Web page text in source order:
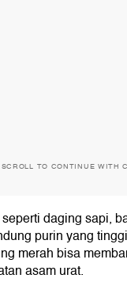
SCROLL TO CONTINUE WITH
daging sapi,
purin yang
merah bisa
asam urat.